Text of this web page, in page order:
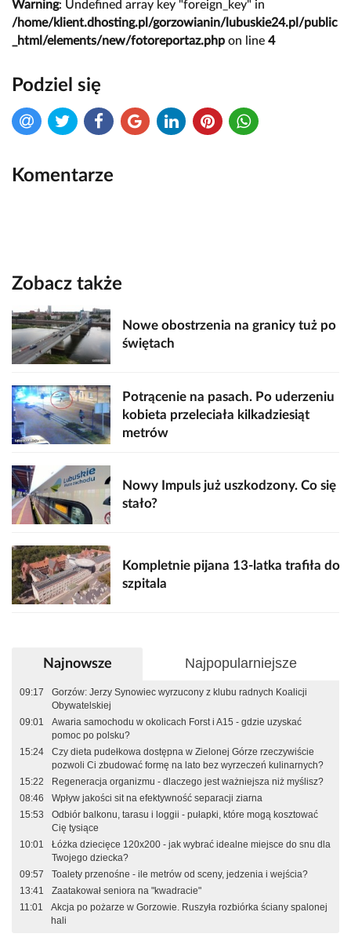
Warning: Undefined array key "foreign_key" in
/home/klient.dhosting.pl/gorzowianin/lubuskie24.pl/public
_html/elements/new/fotoreportaz.php on line 4
Podziel się
Komentarze
Zobacz także
Nowe obostrzenia na granicy tuż po
świętach
Potrącenie na pasach. Po uderzeniu
kobieta przeleciała kilkadziesiąt
metrów
Nowy Impuls już uszkodzony. Co się
stało?
Kompletnie pijana 13-latka trafiła do
szpitala
Najnowsze Najpopularniejsze
09:17
Gorzów: Jerzy Synowiec wyrzucony z klubu radnych Koalicji
Obywatelskiej
09:01
Awaria samochodu w okolicach Forst i A15 - gdzie uzyskać
pomoc po polsku?
15:24
Czy dieta pudełkowa dostępna w Zielonej Górze rzeczywiście
pozwoli Ci zbudować formę na lato bez wyrzeczeń kulinarnych?
15:22
Regeneracja organizmu - dlaczego jest ważniejsza niż myślisz?
08:46
Wpływ jakości sit na efektywność separacji ziarna
15:53
Odbiór balkonu, tarasu i loggii - pułapki, które mogą kosztować
Cię tysiące
10:01
Łóżka dziecięce 120x200 - jak wybrać idealne miejsce do snu dla
Twojego dziecka?
09:57
Toalety przenośne - ile metrów od sceny, jedzenia i wejścia?
13:41
Zaatakował seniora na "kwadracie"
11:01
Akcja po pożarze w Gorzowie. Ruszyła rozbiórka ściany spalonej
hali